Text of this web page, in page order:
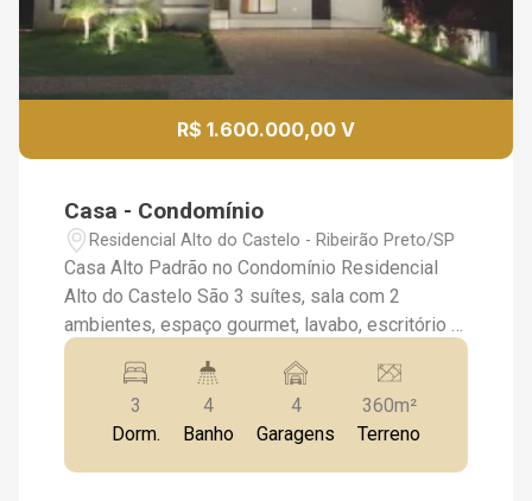
R$ 1.600.000,00 V
Casa - Condomínio
Residencial Alto do Castelo - Ribeirão Preto/SP
Casa Alto Padrão no Condomínio Residencial
Alto do Castelo São 3 suítes, sala com 2
ambientes, espaço gourmet, lavabo, escritório e
com 4 vagas de garagem. Características:
Fotovoltaica, Gabinete, Iluminação, Piscina,
Aquecimento Solar, Ar Condicionado, Box
Blindex, Churrasqueira, Espelhos, Móveis
Planejados. Cômodos: Área de Serviço, Cozinha
3
Dorm.
4
Banho
4
Garagens
360m²
Terreno